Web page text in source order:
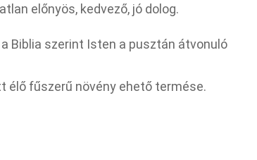
előnyös, kedvező, jó dolog.
Biblia szerint Isten a pusztán átvonuló
élő fűszerű növény ehető termése.